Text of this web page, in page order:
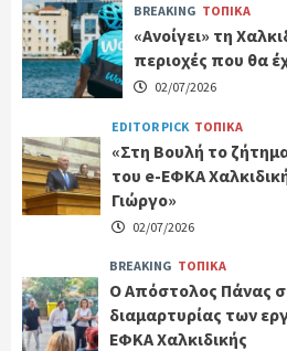
BREAKING ΤΟΠΙΚΑ
«Ανοίγει» τη
περιοχές που θα
02/07/2026
EDITOR PICK ΤΟΠΙΚΑ
«Στη Βουλή το
του e-ΕΦΚΑ
Γιώργο»
02/07/2026
BREAKING ΤΟΠΙΚΑ
Ο Απόστολος Πάνας
διαμαρτυρίας των
ΕΦΚΑ Χαλκιδικής